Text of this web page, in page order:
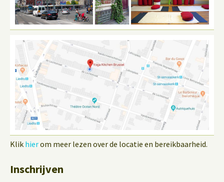
Klik hierom meer lezen over de locatie en bereikbaarheid.
Inschrijven